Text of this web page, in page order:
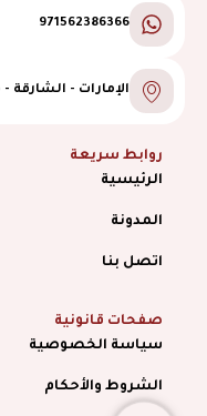
971562386366
الإمارات - الشارقة
روابط سريعة
الرئيسية
المدونة
اتصل بنا
صفحات قانونية
سياسة الخصوصية
الشروط والأحكام